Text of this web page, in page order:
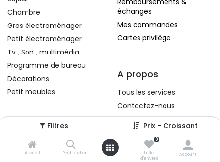
Filtres Prix - Croissant
Accueil Rechercher
0
Liste
d'envies
Account
Chambre
Gros électroménager
Petit électroménager
Tv , Son , multimédia
Programme de bureau
Décorations
Petit meubles
Remboursements &
échanges
Mes commandes
Cartes privilège
A propos
Tous les services
Contactez-nous
Politique de confidentialité
Conditions d'utilisation